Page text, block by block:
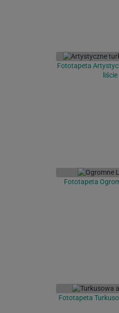
Fototapeta
liście
Fototapeta
Fototapeta